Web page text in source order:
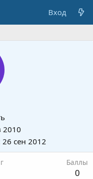
Вход
2010
26 сен 2012
Баллы
0